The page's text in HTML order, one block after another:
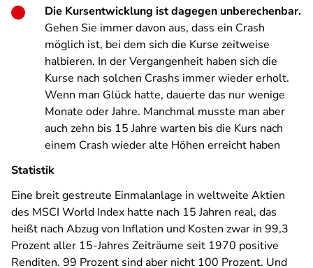
Die Kursentwicklung ist dagegen unberechenbar.
Gehen Sie immer davon aus, dass ein Crash
möglich ist, bei dem sich die Kurse zeitweise
halbieren. In der Vergangenheit haben sich die
Kurse nach solchen Crashs immer wieder erholt.
Wenn man Glück hatte, dauerte das nur wenige
Monate oder Jahre. Manchmal musste man aber
auch zehn bis 15 Jahre warten bis die Kurs nach
einem Crash wieder alte Höhen erreicht haben
Statistik
Eine breit gestreute Einmalanlage in weltweite Aktien
des MSCI World Index hatte nach 15 Jahren real, das
heißt nach Abzug von Inflation und Kosten zwar in 99,3
Prozent aller 15-Jahres Zeiträume seit 1970 positive
Renditen. 99 Prozent sind aber nicht 100 Prozent. Und